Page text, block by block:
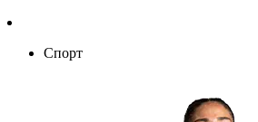
Спорт